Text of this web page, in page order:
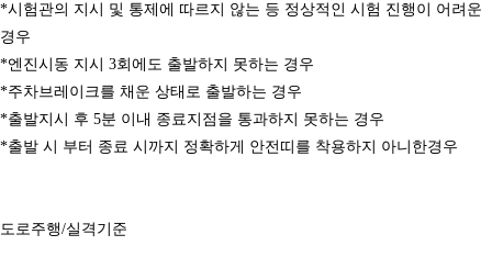
*시험관의 지시 및 통제에 따르지 않는 등 정상적인 시험 진행이 어려운
경우
*엔진시동 지시 3회에도 출발하지 못하는 경우
*주차브레이크를 채운 상태로 출발하는 경우
*출발지시 후 5분 이내 종료지점을 통과하지 못하는 경우
*출발 시 부터 종료 시까지 정확하게 안전띠를 착용하지 아니한경우
도로주행/실격기준